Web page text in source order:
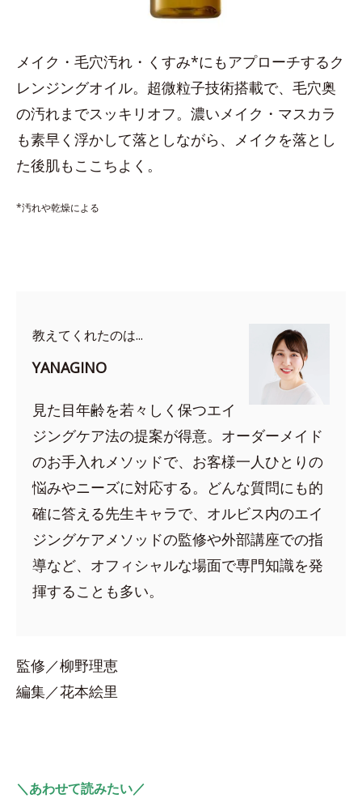
メイク・毛穴汚れ・くすみ*にもアプローチするク
レンジングオイル。超微粒子技術搭載で、毛穴奥
の汚れまでスッキリオフ。濃いメイク・マスカラ
も素早く浮かして落としながら、メイクを落とし
た後肌もここちよく。
*汚れや乾燥による
教えてくれたのは...
YANAGINO
見た目年齢を若々しく保つエイ
ジングケア法の提案が得意。オーダーメイド
のお手入れメソッドで、お客様一人ひとりの
悩みやニーズに対応する。どんな質問にも的
確に答える先生キャラで、オルビス内のエイ
ジングケアメソッドの監修や外部講座での指
導など、オフィシャルな場面で専門知識を発
揮することも多い。
監修／柳野理恵
編集／花本絵里
＼あわせて読みたい／